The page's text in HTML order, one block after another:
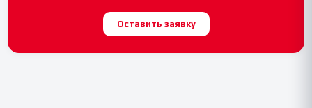
Оставить заявку